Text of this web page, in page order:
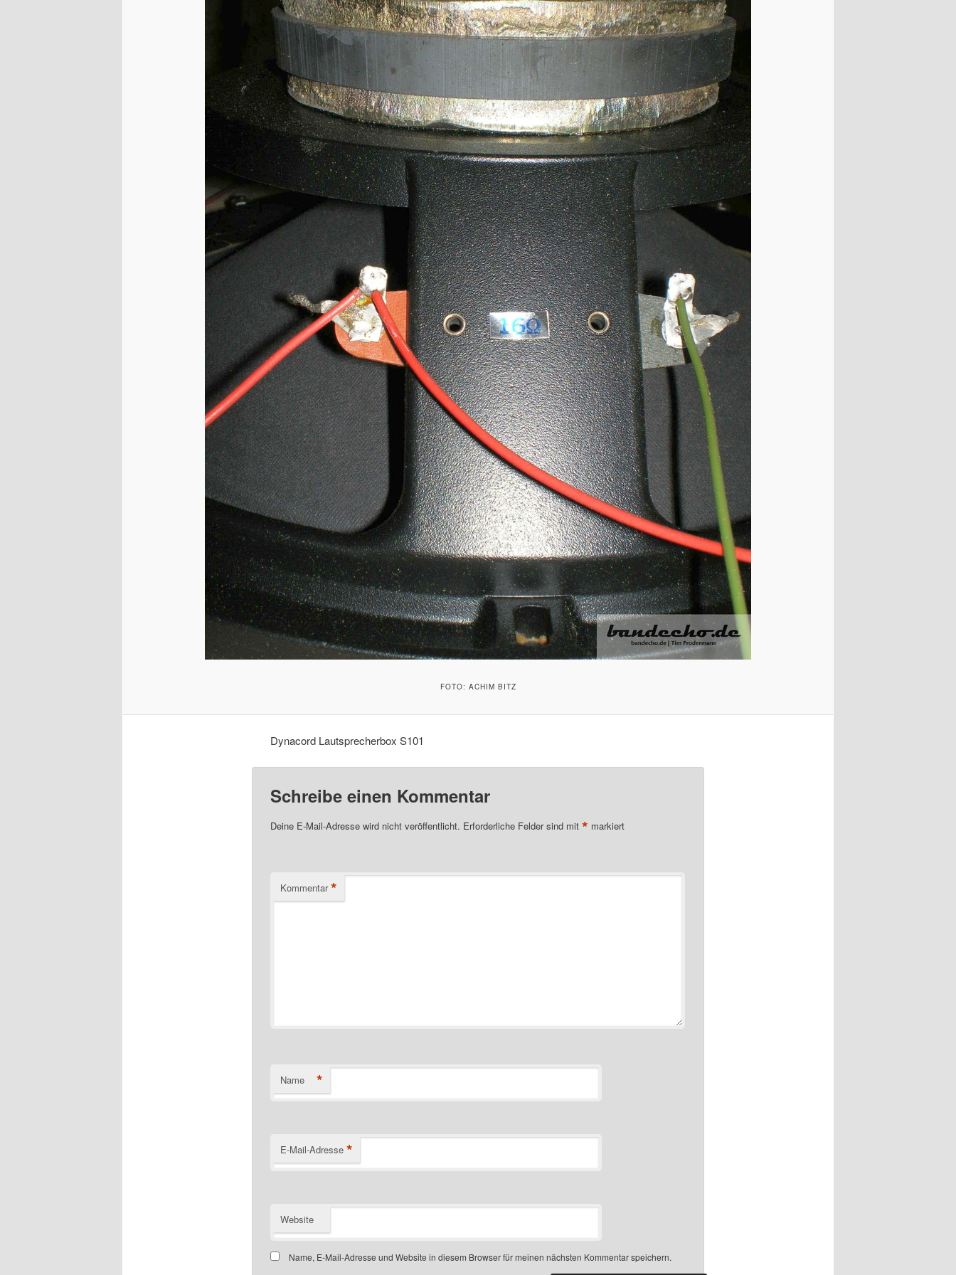
FOTO: ACHIM BITZ
Dynacord Lautsprecherbox S101
Schreibe einen Kommentar
Deine E-Mail-Adresse wird nicht veröffentlicht. Erforderliche Felder sind mit * markiert
Kommentar *
Name *
E-Mail-Adresse *
Website
Name, E-Mail-Adresse und Website in diesem Browser für meinen nächsten Kommentar speichern.